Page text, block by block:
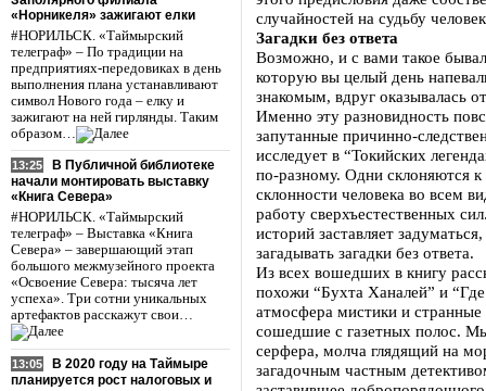
«Норникеля» зажигают елки
#НОРИЛЬСК. «Таймырский
телеграф» – По традиции на
предприятиях-передовиках в день
выполнения плана устанавливают
символ Нового года – елку и
зажигают на ней гирлянды. Таким
образом…
13:25
В Публичной библиотеке
начали монтировать выставку
«Книга Севера»
#НОРИЛЬСК. «Таймырский
телеграф» – Выставка «Книга
Севера» – завершающий этап
большого межмузейного проекта
«Освоение Севера: тысяча лет
успеха». Три сотни уникальных
артефактов расскажут свои…
13:05
В 2020 году на Таймыре
планируется рост налоговых и
случайностей на судьбу
Загадки без ответа
Возможно, и с вами такое
которую вы целый день
знакомым, вдруг оказывалась
Именно эту разновидность
запутанные причинно-
исследует в “Токийских
по-разному. Одни склоняются
склонности человека во всем
работу сверхъестественных
историй заставляет
загадывать загадки без ответа.
Из всех вошедших в книгу
похожи “Бухта Ханалей” и
атмосфера мистики и странные
сошедшие с газетных полос.
серфера, молча глядящий на
загадочным частным